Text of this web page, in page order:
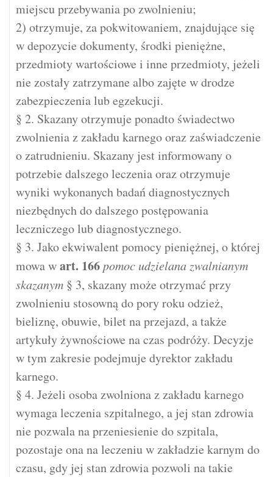
miejscu przebywania po zwolnieniu;
2) otrzymuje, za pokwitowaniem, znajdujące się
w depozycie dokumenty, środki pieniężne,
przedmioty wartościowe i inne przedmioty, jeżeli
nie zostały zatrzymane albo zajęte w drodze
zabezpieczenia lub egzekucji.
§ 2. Skazany otrzymuje ponadto świadectwo
zwolnienia z zakładu karnego oraz zaświadczenie
o zatrudnieniu. Skazany jest informowany o
potrzebie dalszego leczenia oraz otrzymuje
wyniki wykonanych badań diagnostycznych
niezbędnych do dalszego postępowania
leczniczego lub diagnostycznego.
§ 3. Jako ekwiwalent pomocy pieniężnej, o której
mowa wart. 166 pomoc udzielana zwalnianym
skazanym § 3, skazany może otrzymać przy
zwolnieniu stosowną do pory roku odzież,
bieliznę, obuwie, bilet na przejazd, a także
artykuły żywnościowe na czas podróży. Decyzje
w tym zakresie podejmuje dyrektor zakładu
karnego.
§ 4. Jeżeli osoba zwolniona z zakładu karnego
wymaga leczenia szpitalnego, a jej stan zdrowia
nie pozwala na przeniesienie do szpitala,
pozostaje ona na leczeniu w zakładzie karnym do
czasu, gdy jej stan zdrowia pozwoli na takie